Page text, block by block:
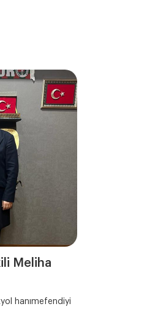
Meliha
hanımefendiyi